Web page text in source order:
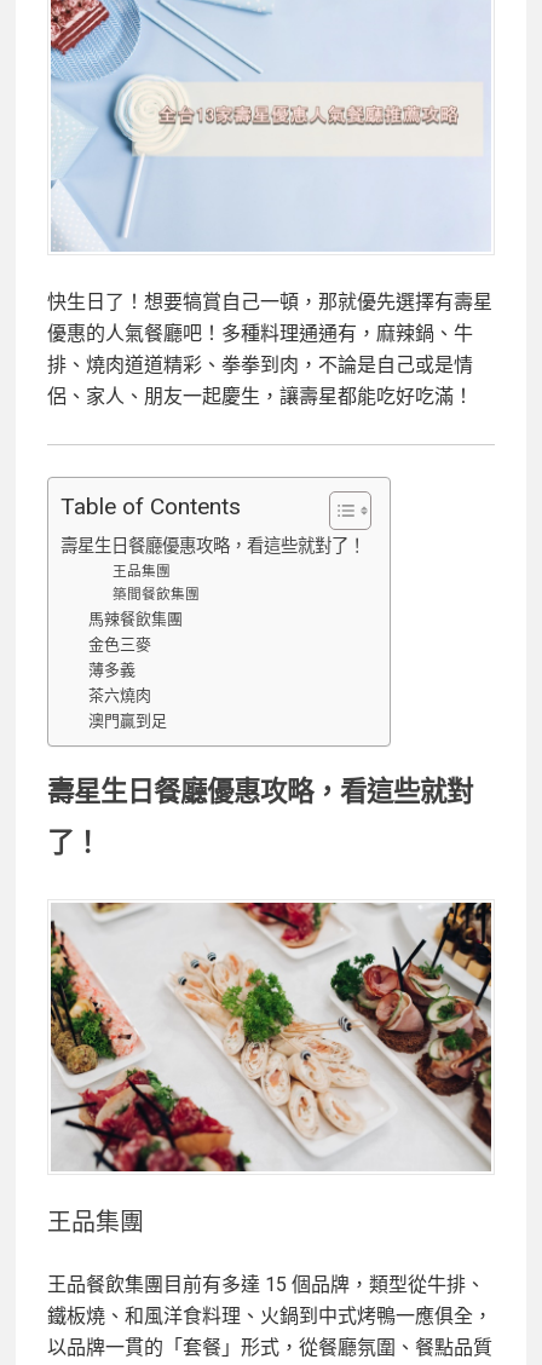
快生日了！想要犒賞自己一頓，那就優先選擇有壽星
優惠的人氣餐廳吧！多種料理通通有，麻辣鍋、牛
排、燒肉道道精彩、拳拳到肉，不論是自己或是情
侶、家人、朋友一起慶生，讓壽星都能吃好吃滿！
Table of Contents
壽星生日餐廳優惠攻略，看這些就對了！
王品集團
築間餐飲集團
馬辣餐飲集團
金色三麥
薄多義
茶六燒肉
澳門贏到足
壽星生日餐廳優惠攻略，看這些就對
了！
王品集團
王品餐飲集團目前有多達 15 個品牌，類型從牛排、
鐵板燒、和風洋食料理、火鍋到中式烤鴨一應俱全，
以品牌一貫的「套餐」形式，從餐廳氛圍、餐點品質